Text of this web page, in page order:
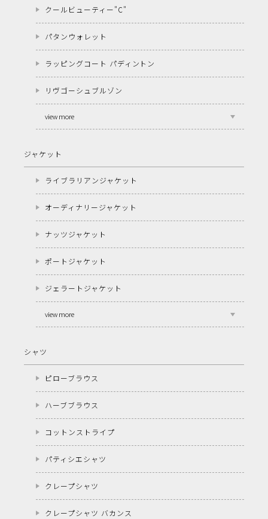
クールビューティー"C"
パタンウォレット
ラッピングコート パディントン
リヴゴーシュブルゾン
view more
ジャケット
ライブラリアンジャケット
オーディナリージャケット
ナッツジャケット
ポートジャケット
ジェラートジャケット
view more
シャツ
ピローブラウス
ハーブブラウス
コットンストライプ
パティシエシャツ
クレープシャツ
クレープシャツ バカンス